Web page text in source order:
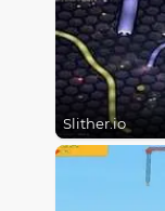
Slither.io